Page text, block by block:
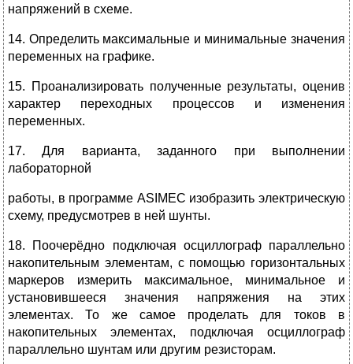
напряжений в схеме.
14. Определить максимальные и минимальные значения
переменных на графике.
15. Проанализировать полученные результаты, оценив
характер переходных процессов и изменения
переменных.
17. Для варианта, заданного при выполнении
лабораторной
работы, в программе ASIMEC изобразить электрическую
схему, предусмотрев в ней шунты.
18. Поочерёдно подключая осциллограф параллельно
накопительным элементам, с помощью горизонтальных
маркеров измерить максимальное, минимальное и
установившееся значения напряжения на этих
элементах. То же самое проделать для токов в
накопительных элементах, подключая осциллограф
параллельно шунтам или другим резисторам.